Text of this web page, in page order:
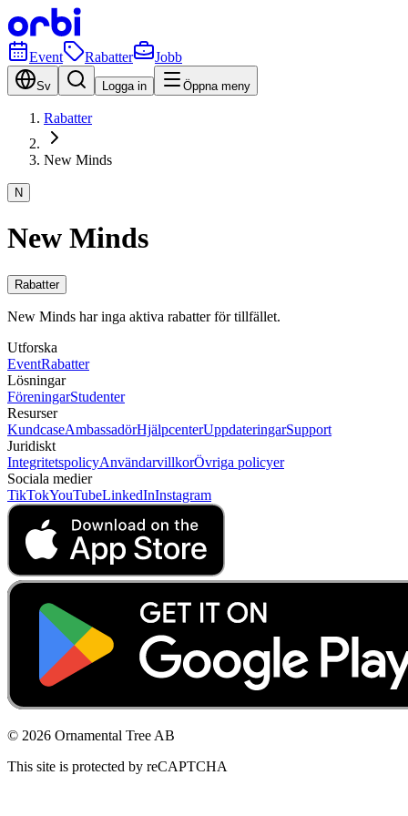
Event Rabatter Jobb
Sv Logga in Öppna meny
Rabatter
New Minds
N
New Minds
Rabatter
New Minds har inga aktiva rabatter för tillfället.
Utforska
EventRabatter
Lösningar
FöreningarStudenter
Resurser
KundcaseAmbassadörHjälpcenterUppdateringarSupport
Juridiskt
IntegritetspolicyAnvändarvillkorÖvriga policyer
Sociala medier
TikTokYouTubeLinkedInInstagram
© 2026 Ornamental Tree AB
This site is protected by reCAPTCHA